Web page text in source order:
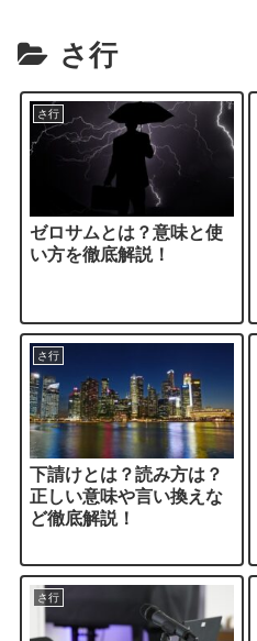
さ行
さ行
ゼロサムとは？意味と使
い方を徹底解説！
さ行
下請けとは？読み方は？
正しい意味や言い換えな
ど徹底解説！
さ行